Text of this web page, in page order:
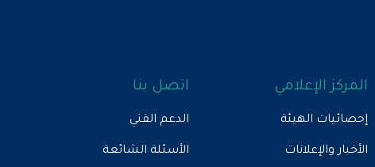
المركز الإعلامي
إحصائيات الهيئة
الأخبار والإعلانات
اتصل بنا
الدعم الفني
الأسئلة الشائعة